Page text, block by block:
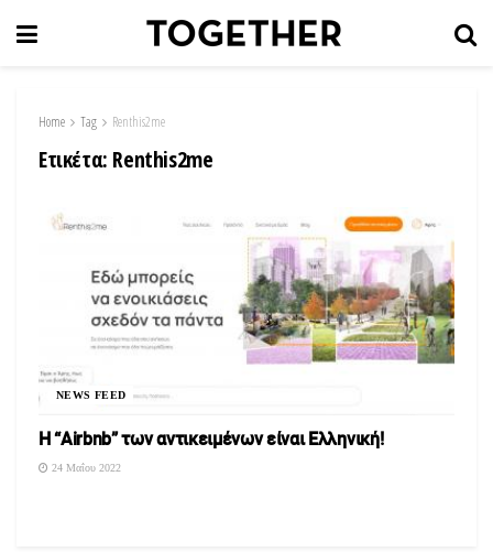
Home Tag Renthis2me
Ετικέτα: Renthis2me
NEWS FEED
Η “Airbnb” των αντικειμένων είναι Ελληνική!
24 Μαΐου 2022